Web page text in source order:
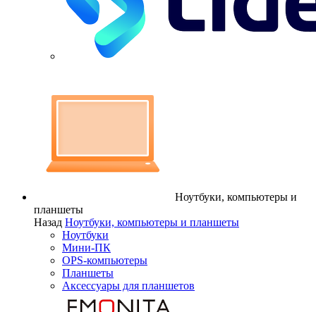
Ноутбуки, компьютеры и
планшеты
Назад Ноутбуки, компьютеры и планшеты
Ноутбуки
Мини-ПК
OPS-компьютеры
Планшеты
Аксессуары для планшетов